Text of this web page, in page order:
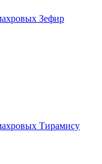
Зефир
Тирамису